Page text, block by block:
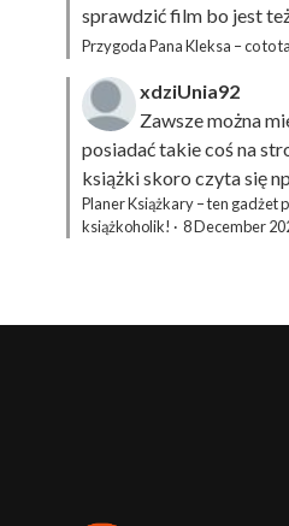
sprawdzić film bo jest
Przygoda Pana Kleksa – co to
xdziUnia92
Zawsze można
posiadać takie coś na
książki skoro czyta się
Planer Książkary – ten gadżet
książkoholik! · 8 December